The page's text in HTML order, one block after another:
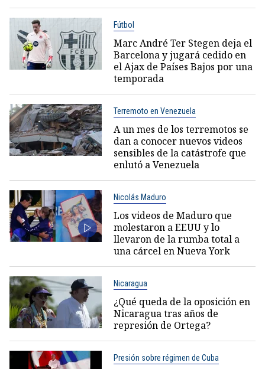
Fútbol
Marc André Ter Stegen deja el
Barcelona y jugará cedido en
el Ajax de Países Bajos por una
temporada
Terremoto en Venezuela
A un mes de los terremotos se
dan a conocer nuevos videos
sensibles de la catástrofe que
enlutó a Venezuela
Nicolás Maduro
Los videos de Maduro que
molestaron a EEUU y lo
llevaron de la rumba total a
una cárcel en Nueva York
Nicaragua
¿Qué queda de la oposición en
Nicaragua tras años de
represión de Ortega?
Presión sobre régimen de Cuba